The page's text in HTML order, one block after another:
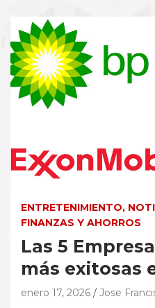
ENTRETENIMIENTO,
FINANZAS Y AHORROS
Las 5
más exitosas
enero 17, 2026 Jose